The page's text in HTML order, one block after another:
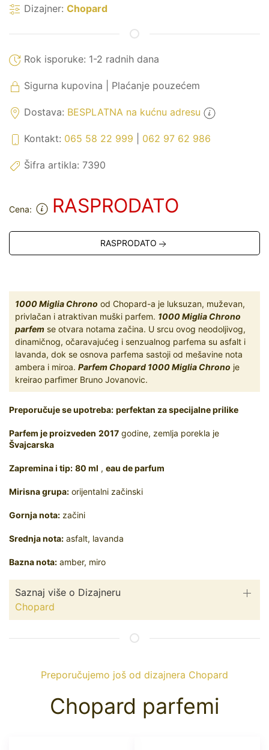
Dizajner: Chopard
Rok isporuke: 1-2 radnih dana
Sigurna kupovina | Plaćanje pouzećem
Dostava: BESPLATNA na kućnu adresu
Kontakt: 065 58 22 999 062 97 62 986
Šifra artikla: 7390
Cena: RASPRODATO
RASPRODATO
1000 Miglia Chrono od Chopard-a je luksuzan, muževan,
privlačan i atraktivan muški parfem. 1000 Miglia Chrono
parfem se otvara notama začina. U srcu ovog neodoljivog,
dinamičnog, očaravajućeg i senzualnog parfema su asfalt i
lavanda, dok se osnova parfema sastoji od mešavine nota
ambera i miroa. Parfem Chopard 1000 Miglia Chrono je
kreirao parfimer Bruno Jovanovic.
Preporučuje se upotreba: perfektan za specijalne prilike
Parfem je proizveden 2017 godine, zemlja porekla je
Švajcarska
Zapremina i tip: 80 ml , eau de parfum
Mirisna grupa: orijentalni začinski
Gornja nota: začini
Srednja nota: asfalt, lavanda
Bazna nota: amber, miro
Saznaj više o Dizajneru
Chopard
Preporučujemo još od dizajnera Chopard
Chopard parfemi